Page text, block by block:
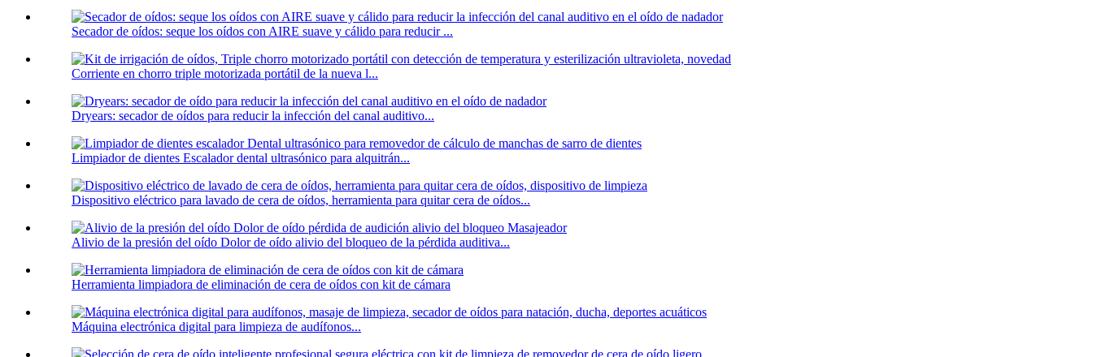
Secador de oídos: seque los oídos con AIRE suave y cálido para reducir ...
Corriente en chorro triple motorizada portátil de la nueva l...
Dryears: secador de oídos para reducir la infección del canal auditivo...
Limpiador de dientes Escalador dental ultrasónico para alquitrán...
Dispositivo eléctrico para lavado de cera de oídos, herramienta para quitar cera de oídos...
Alivio de la presión del oído Dolor de oído alivio del bloqueo de la pérdida auditiva...
Herramienta limpiadora de eliminación de cera de oídos con kit de cámara
Máquina electrónica digital para limpieza de audífonos...